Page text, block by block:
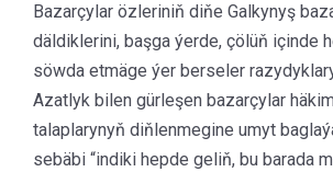
Bazarçylar özleriniň diňe Galkynyş
däldiklerini, başga ýerde, çölüň içinde
söwda etmäge ýer berseler
Azatlyk bilen gürleşen bazarçylar
talaplarynyň diňlenmegine umyt
sebäbi “indiki hepde geliň, bu barada